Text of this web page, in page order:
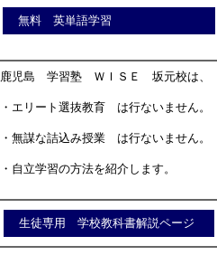
無料 英単語学習
鹿児島 学習塾 ＷＩＳＥ 坂元校は、
・エリート選抜教育 は行ないません。
・無謀な詰込み授業 は行ないません。
・自立学習の方法を紹介します。
生徒専用 学校教科書解説ページ